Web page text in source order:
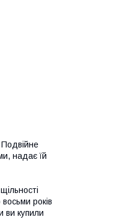
надає їй
років
ви купили